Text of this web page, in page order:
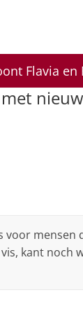
Flavia
mensen
kant noch